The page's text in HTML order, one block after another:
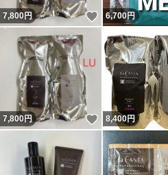
7,800円 いいね！
6,700円
7,800円 いいね！
8,400円